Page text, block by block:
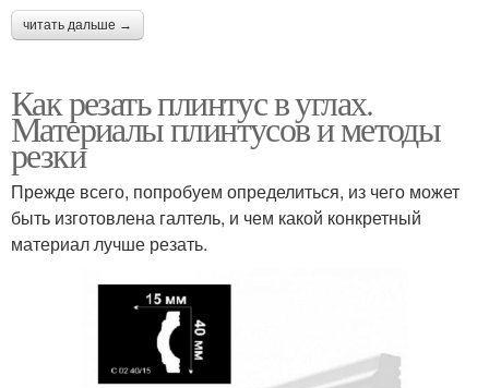
читать дальше →
Как резать плинтус в углах.
Материалы плинтусов и методы
резки
Прежде всего, попробуем определиться, из чего может
быть изготовлена галтель, и чем какой конкретный
материал лучше резать.